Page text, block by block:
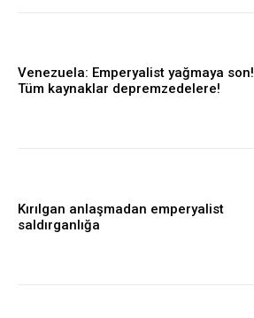
Venezuela: Emperyalist yağmaya son!
Tüm kaynaklar depremzedelere!
Kırılgan anlaşmadan emperyalist
saldırganlığa